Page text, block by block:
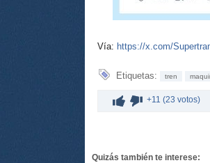
Vía: https://x.com/
Etiquetas: tren
+11 (23 votos)
Quizás también te interese: